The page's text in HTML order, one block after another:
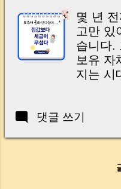
이는 가장 긴장되는
중개 현장에서 겪었
시, 이체 한도에 막
서 계약이 무산될
다. 또 어떤 분은 이
인데 왜 내 통장으로
사실은 ‘구조’를 몰
서 오늘은 잔금일에
는지, 왜 사고가 나
드리겠습니다. 이 글
몇 년
고만 있
습니다.
보유 자
지는 시
함께 늘
자 들
댓글 쓰기